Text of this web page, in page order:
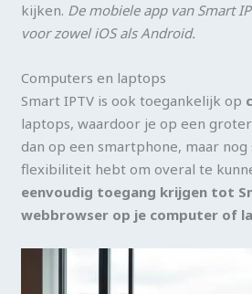
kijken. De mobiele app van Smart
voor zowel iOS als Android.
Computers en laptops
Smart IPTV is ook toegankelijk op
laptops, waardoor je op een
dan op een smartphone, maar nog
flexibiliteit hebt om overal te
eenvoudig toegang krijgen tot
webbrowser op je computer of